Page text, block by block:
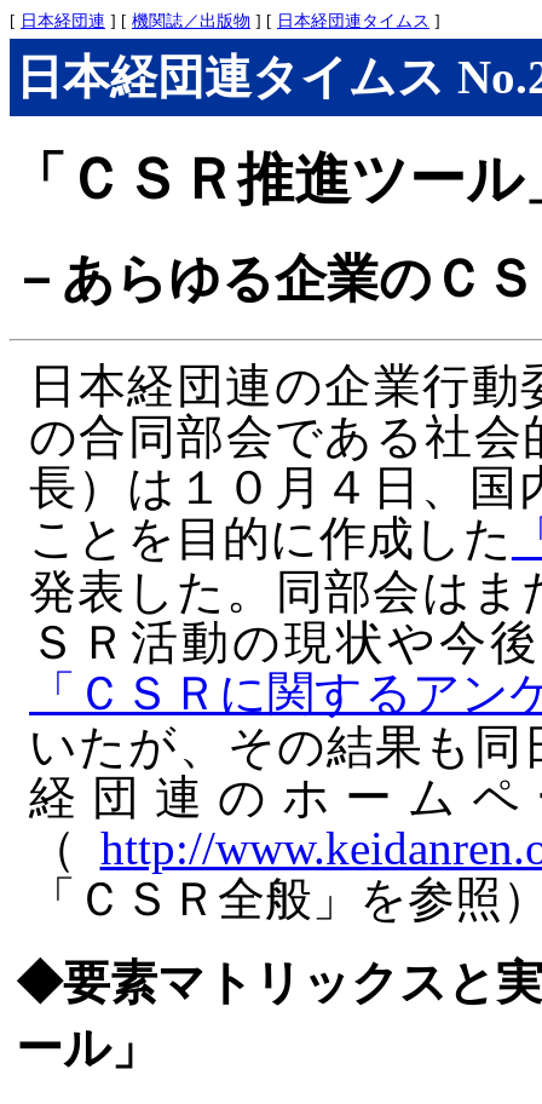
[ 日本経団連 ] [ 機関誌／出版物 ] [ 日本経団連タイムス ]
日本経団連タイムス
「ＣＳＲ推進ツー
－あらゆる企業のＣ
日本経団連の企業行
の合同部会である社会
長）は１０月４日、国
ことを目的に作成した
発表した。同部会はま
ＳＲ活動の現状や今
「ＣＳＲに関するアン
いたが、その結果も
経団連のホーム
（ http://
「ＣＳＲ全般」を参照
◆要素マトリックスと
ール」